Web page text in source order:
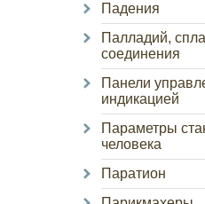
Падения
Палладий,
соединения
Панели
индикацией
Параметры
человека
Паратион